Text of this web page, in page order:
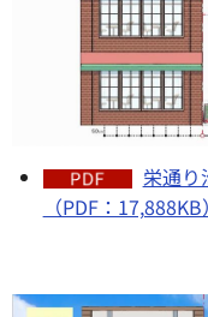
栄通り
（PDF：17,888KB）